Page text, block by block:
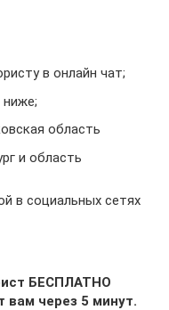
в онлайн чат;
область
и область
в социальных сетях
БЕСПЛАТНО
вам через 5 минут.